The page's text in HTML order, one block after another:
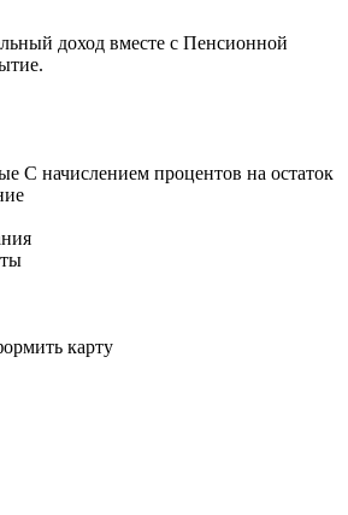
доход вместе с Пенсионной
С начислением процентов на остаток
карту